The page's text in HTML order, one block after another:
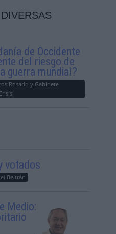
de Occidente
del riesgo de
guerra mundial?
Rosado y Gabinete
votados
Beltrán
Medio: